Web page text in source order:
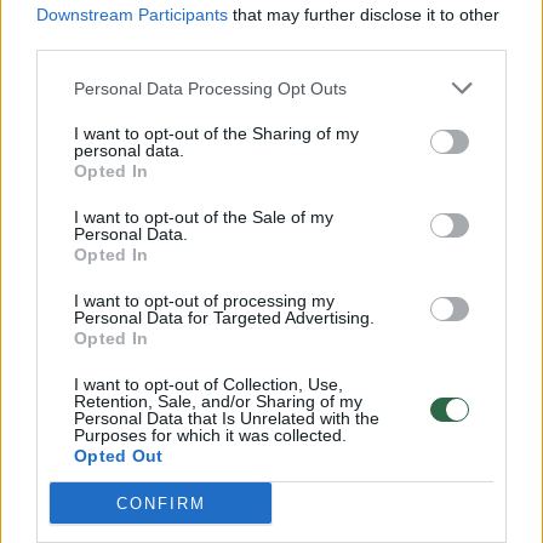
Downstream Participants that may further disclose it to other
Personal Data Processing Opt Outs
I want to opt-out of the Sharing of my
personal data.
Opted In
I want to opt-out of the Sale of my
Personal Data.
Opted In
I want to opt-out of processing my
Personal Data for Targeted Advertising.
Opted In
I want to opt-out of Collection, Use,
Retention, Sale, and/or Sharing of my
Personal Data that Is Unrelated with the
Purposes for which it was collected.
Opted Out
CONFIRM
00:00:57
32 laipsnių šilumos
Žinios | Orai
Nufilmavo, kaip patvino Vilniaus Vakarinis aplinkkelis:
vaizdas pribloškia
dvi moteris
Žinios | Lietuvos diena
Visi įrašai